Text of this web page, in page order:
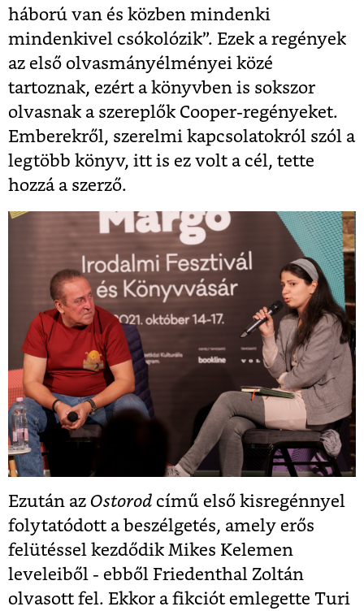
háború van és közben mindenki
mindenkivel csókolózik”. Ezek a regények
az első olvasmányélményei közé
tartoznak, ezért a könyvben is sokszor
olvasnak a szereplők Cooper-regényeket.
Emberekről, szerelmi kapcsolatokról szól a
legtöbb könyv, itt is ez volt a cél, tette
hozzá a szerző.
Ezután az Ostorod című első kisregénnyel
folytatódott a beszélgetés, amely erős
felütéssel kezdődik Mikes Kelemen
leveleiből - ebből Friedenthal Zoltán
olvasott fel. Ekkor a fikciót emlegette Turi